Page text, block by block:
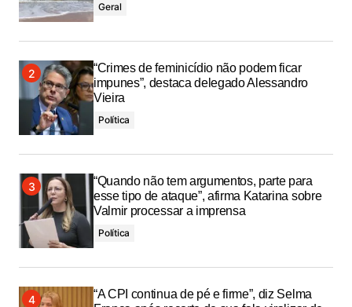
Geral
“Crimes de feminicídio não podem ficar
impunes”, destaca delegado Alessandro
Vieira
Política
“Quando não tem argumentos, parte para
esse tipo de ataque”, afirma Katarina sobre
Valmir processar a imprensa
Política
“A CPI continua de pé e firme”, diz Selma